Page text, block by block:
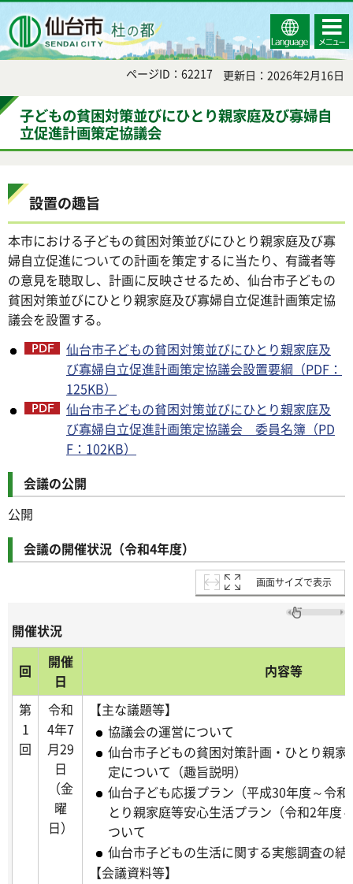
Select
Language
コンテ
ンツメ
ニュー
ページID：62217 更新日：2026年2月16日
子どもの貧困対策並びにひとり親家庭及び寡婦自
立促進計画策定協議会
設置の趣旨
本市における子どもの貧困対策並びにひとり親家庭及び寡
婦自立促進についての計画を策定するに当たり、有識者等
の意見を聴取し、計画に反映させるため、仙台市子どもの
貧困対策並びにひとり親家庭及び寡婦自立促進計画策定協
議会を設置する。
仙台市子どもの貧困対策並びにひとり親家庭及
び寡婦自立促進計画策定協議会設置要綱（PDF：
125KB）
仙台市子どもの貧困対策並びにひとり親家庭及
び寡婦自立促進計画策定協議会 委員名簿（PD
F：102KB）
会議の公開
公開
会議の開催状況（令和4年度）
画面サイズで表示
開催状況
回
開催
日
内容等
第
1
回
令和
4年7
月29
日
（金
曜
日）
【主な議題等】
協議会の運営について
仙台市子どもの貧困対策計画・ひとり親
定について（趣旨説明）
仙台子ども応援プラン（平成30年度～令
とり親家庭等安心生活プラン（令和2年度
ついて
仙台市子どもの生活に関する実態調査の結
【会議資料等】